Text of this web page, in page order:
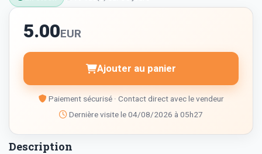
5.00EUR
Ajouter au panier
Paiement sécurisé · Contact direct avec le vendeur
Dernière visite le 04/08/2026 à 05h27
Description